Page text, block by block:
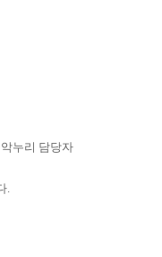
누리 담당자
.